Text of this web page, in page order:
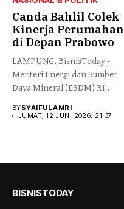
Canda Bahlil Colek
Kinerja Perumahan
di Depan Prabowo
LAMPUNG, BisnisToday -
Menteri Energi dan Sumber
Daya Mineral (ESDM) RI
BYSYAIFUL AMRI
JUMAT, 12 JUNI 2026, 21:37
BISNISTODAY